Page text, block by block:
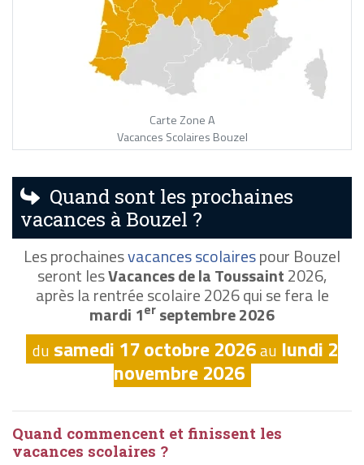
Carte Zone A
Vacances Scolaires Bouzel
Quand sont les prochaines
vacances à Bouzel ?
Les prochainesvacances scolairespour Bouzel
seront lesVacances de la Toussaint2026,
après la rentrée scolaire 2026 qui se fera le
mardi 1er septembre 2026
du samedi 17 octobre 2026au lundi 2
novembre 2026
Quand commencent et finissent les
vacances scolaires ?